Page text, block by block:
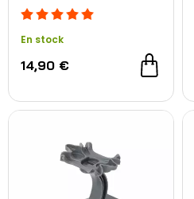
En stock
14,90 €